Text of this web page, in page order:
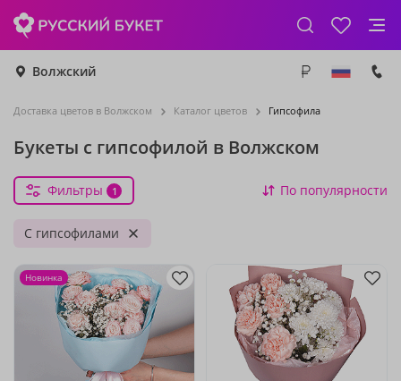
Волжский
Доставка цветов в Волжском Каталог цветов Гипсофила
Букеты с гипсофилой в Волжском
Фильтры 1 По популярности
С гипсофилами
Новинка